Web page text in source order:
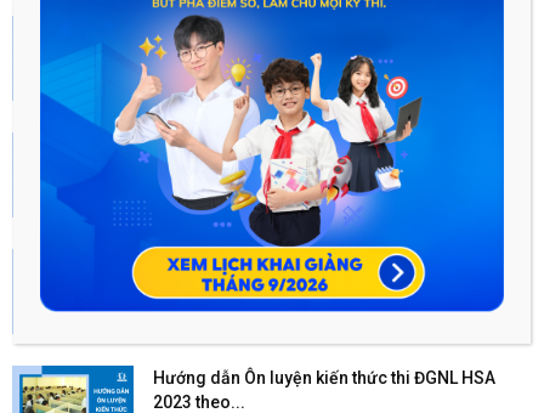
TOP 3 trang web ôn thi đánh giá năng lực
2023...
Tháng Sáu 17, 2022
Đề thi đánh giá năng lực 2022 tất cả các
trường
Tháng Sáu 18, 2022
Hướng dẫn Ôn luyện kiến thức theo môn học
kỳ thi...
Tháng Mười Một 24, 2022
Hướng dẫn Ôn luyện kiến thức thi ĐGNL HSA
2023 theo...